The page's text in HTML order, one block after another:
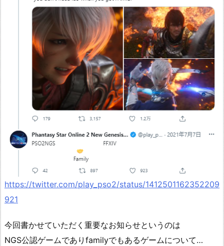
https://twitter.com/play_pso2/status/1412501162352209
921
今回書かせていただく重要なお知らせというのは
NGS公認ゲームでありfamilyでもあるゲームについて…